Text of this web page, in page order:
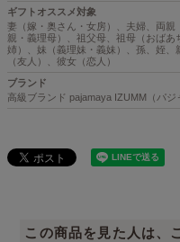
ギフトオススメ対象
妻（嫁・奥さん・女房）、夫婦、両
親・義理母）、祖父母、祖母（おば
姉）、妹（義理妹・義妹）、孫、姪
（友人）、彼女（恋人）
ブランド
高級ブランド pajamaya IZUMM（パジ
この商品を見た人は、